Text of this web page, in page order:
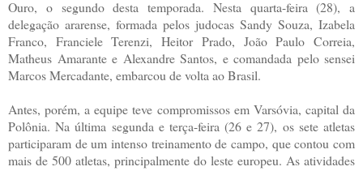
Ouro, o segundo desta temporada. Nesta quarta-feira (28), a
delegação ararense, formada pelos judocas Sandy Souza, Izabela
Franco, Franciele Terenzi, Heitor Prado, João Paulo Correia,
Matheus Amarante e Alexandre Santos, e comandada pelo sensei
Marcos Mercadante, embarcou de volta ao Brasil.
Antes, porém, a equipe teve compromissos em Varsóvia, capital da
Polônia. Na última segunda e terça-feira (26 e 27), os sete atletas
participaram de um intenso treinamento de campo, que contou com
mais de 500 atletas, principalmente do leste europeu. As atividades